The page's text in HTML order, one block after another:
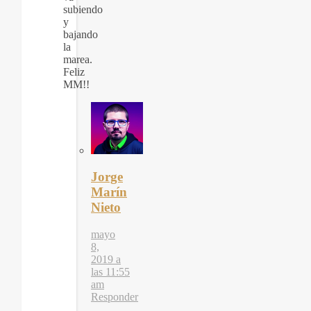
subiendo
y
bajando
la
marea.
Feliz
MM!!
Jorge
Marín
Nieto
mayo
8,
2019 a
las 11:55
am
Responder